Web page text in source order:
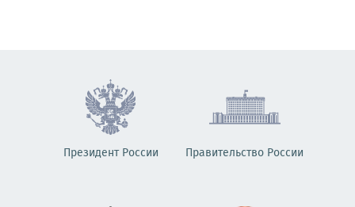
Президент России Правительство России